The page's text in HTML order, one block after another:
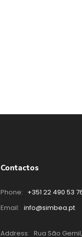
Contactos
Phone: +351 22 490 53
Email: info@simbea.pt
Address: Rua São Gemil,